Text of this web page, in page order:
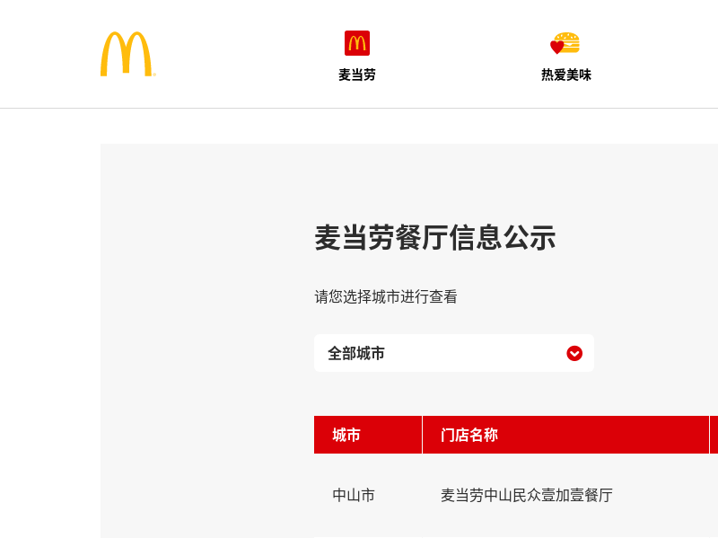
麦当劳 热爱美味
麦当劳餐厅信息公示
请您选择城市进行查看

城市 门店名称
中山市 麦当劳中山民众壹加壹餐厅